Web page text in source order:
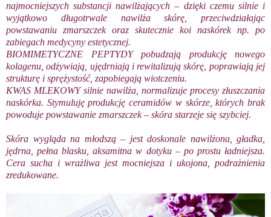
najmocniejszych substancji nawilżających – dzięki czemu silnie i
wyjątkowo długotrwale nawilża skórę, przeciwdziałając
powstawaniu zmarszczek oraz skutecznie koi naskórek np. po
zabiegach medycyny estetycznej.
BIOMIMETYCZNE PEPTYDY pobudzają produkcję nowego
kolagenu, odżywiają, ujędrniają i rewitalizują skórę, poprawiają jej
strukturę i sprężystość, zapobiegają wiotczeniu.
KWAS MLEKOWY silnie nawilża, normalizuje procesy złuszczania
naskórka. Stymuluję produkcję ceramidów w skórze, których brak
powoduje powstawanie zmarszczek – skóra starzeje się szybciej.
Skóra wygląda na młodszą – jest doskonale nawilżona, gładka,
jędrna, pełna blasku, aksamitna w dotyku – po prostu ładniejsza.
Cera sucha i wrażliwa jest mocniejsza i ukojona, podrażnienia
zredukowane.